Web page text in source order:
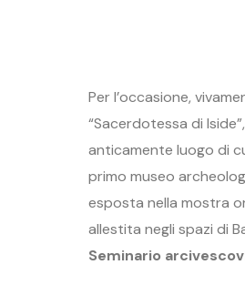
Per l’occasione,
“Sacerdotessa di
anticamente luogo di
primo museo
esposta nella mostra
allestita negli spazi di
Seminario